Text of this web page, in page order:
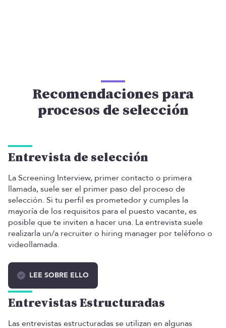
Recomendaciones para
procesos de selección
Entrevista de selección
La Screening Interview, primer contacto o primera
llamada, suele ser el primer paso del proceso de
selección. Si tu perfil es prometedor y cumples la
mayoría de los requisitos para el puesto vacante, es
posible que te inviten a hacer una. La entrevista suele
realizarla un/a recruiter o hiring manager por teléfono o
videollamada.
LEE SOBRE ELLO
Entrevistas Estructuradas
Las entrevistas estructuradas se utilizan en algunas